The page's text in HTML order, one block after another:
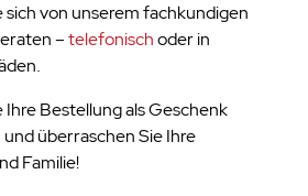
sich von unserem fachkundigen
–telefonischoder in
Ihre Bestellung als Geschenk
überraschen Sie Ihre
Familie!